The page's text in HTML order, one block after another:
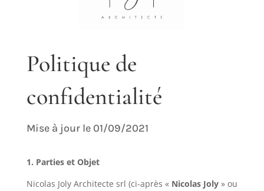
Politique de
confidentialité
Mise à jour le 01/09/2021
1. Parties et Objet
Nicolas Joly Architecte srl (ci-après « Nicolas Joly» ou